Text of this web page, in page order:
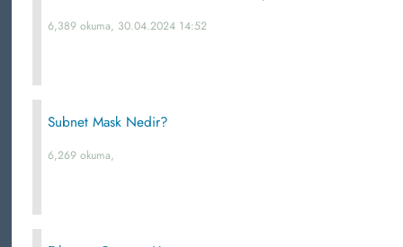
6,389 okuma, 30.04.2024 14:52
Subnet Mask Nedir?
6,269 okuma,